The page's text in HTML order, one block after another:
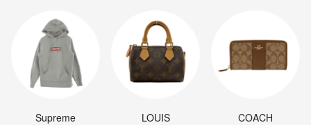
Supreme
LOUIS
COACH